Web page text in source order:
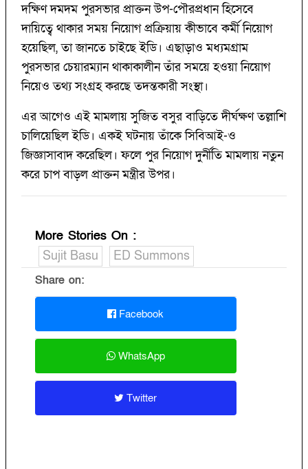
দক্ষিণ দমদম পুরসভার প্রাক্তন উপ-পৌরপ্রধান হিসেবে
দায়িত্বে থাকার সময় নিয়োগ প্রক্রিয়ায় কীভাবে কর্মী নিয়োগ
হয়েছিল, তা জানতে চাইছে ইডি। এছাড়াও মধ্যমগ্রাম
পুরসভার চেয়ারম্যান থাকাকালীন তাঁর সময়ে হওয়া নিয়োগ
নিয়েও তথ্য সংগ্রহ করছে তদন্তকারী সংস্থা।
এর আগেও এই মামলায় সুজিত বসুর বাড়িতে দীর্ঘক্ষণ তল্লাশি
চালিয়েছিল ইডি। একই ঘটনায় তাঁকে সিবিআই-ও
জিজ্ঞাসাবাদ করেছিল। ফলে পুর নিয়োগ দুর্নীতি মামলায় নতুন
করে চাপ বাড়ল প্রাক্তন মন্ত্রীর উপর।
More Stories On :
Sujit Basu
ED Summons
Share on:
Facebook
WhatsApp
Twitter